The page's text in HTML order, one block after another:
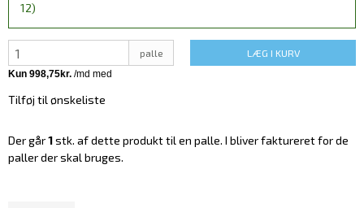
12)
palle LÆG I KURV
Tilføj til ønskeliste
Der går1stk. af dette produkt til en palle. I bliver faktureret for de
paller der skal bruges.